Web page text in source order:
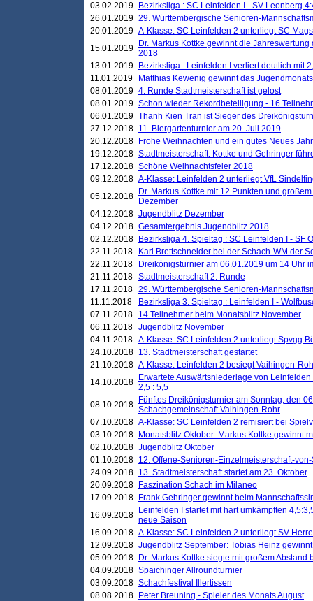
03.02.2019
Bezirksliga : SC Leinfelden I - SV Leonberg
26.01.2019 29. Württembergische Senioren-
20.01.2019 A-Klasse: SC Leinfelden 2 unterliegt SC
15.01.2019
Dr. Markus Kottke gewinnt die
2018
13.01.2019
Bezirksliga : Leinfelden I verliert deutlich mit
11.01.2019
Matthias Kewenig gewinnt das
08.01.2019 4. Runde Stadtmeisterschaft ist gelost
08.01.2019 Schon wieder Rekordbeteiligung - 16
06.01.2019 Thanh Kien Tran ist Sieger des
27.12.2018 11. Biergartenturnier am 20. Juli 2019
20.12.2018
Frohe Weihnachten und ein gutes Neues
19.12.2018 Stadtmeisterschaft: Kottke und Gehringer
17.12.2018 Schöne Weihnachtsfeier 2018
09.12.2018 A-Klasse: Leinfelden 2 unterliegt VfL
05.12.2018
Dr. Markus Kottke mit 12 Punkten und
Dezember
04.12.2018 Jugendblitz Dezember
04.12.2018 Gesamtergebnis Jugendblitz 2018
02.12.2018
Bezirksliga 4. Spieltag : SC Leinfelden I - SF
22.11.2018
Karl Brettschneider bei der Schach-WM der
22.11.2018
Dreikönigsturnier am 06.01.2019 um 14 Uhr
21.11.2018 Stadtmeisterschaft 2. Runde
17.11.2018 29. Württembergische Senioren-
11.11.2018
Bezirksliga 3. Spieltag : Leinfelden I -
07.11.2018
14 Teilnehmer beim Monatsblitz November
06.11.2018 Jugendblitz November
04.11.2018 A-Klasse: SC Leinfelden 2 unterliegt Spvgg
24.10.2018 13. Stadtmeisterschaft gestartet
21.10.2018 A-Klasse: Leinfelden 2 besiegt Vaihingen-
14.10.2018
Erwartete Auswärtsniederlage von
2,5 : 5,5
08.10.2018
Fünftes Dreikönigsturnier am Sonntag, den
Schachgemeinschaft Vaihingen-Rohr
07.10.2018 A-Klasse: SC Leinfelden 2 remisiert bei
03.10.2018
Monatsblitz Oktober: Markus Kottke gewinnt
02.10.2018 Jugendblitz Oktober
01.10.2018 12. Offene-Senioren-Einzelmeisterschaft-
24.09.2018 13. Stadtmeisterschaft startet am 23. Oktober
20.09.2018
Faszination Schach im Milaneo
17.09.2018
Frank Gehringer gewinnt beim
16.09.2018
Leinfelden I startet mit hart umkämpften
neue Saison
16.09.2018 A-Klasse: SC Leinfelden 2 unterliegt SV
12.09.2018 Jugendblitz September: Tobias Heinz gewinnt
05.09.2018
Dr. Markus Kottke siegte mit großem
04.09.2018 Spaichinger Allroundturnier
03.09.2018 Schachfestival Illertissen
08.08.2018
Peter Breuning - Spieler des Monats August